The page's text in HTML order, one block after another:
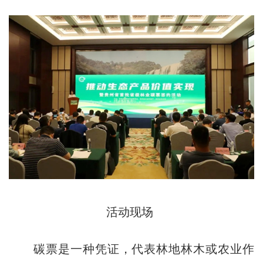
活动现场
碳票是一种凭证，代表林地林木或农业作